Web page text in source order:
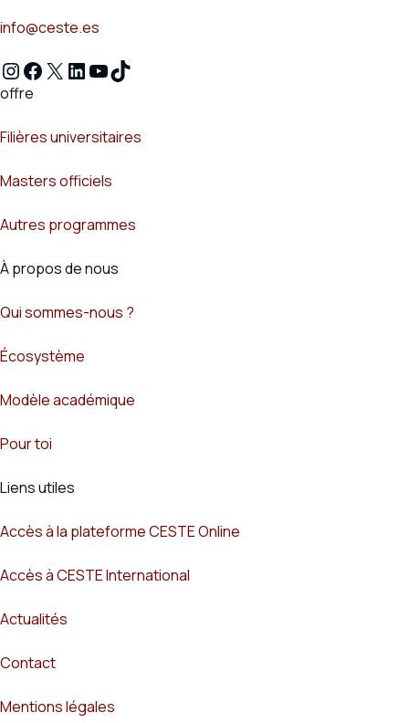
info@ceste.es
Instagram
Facebook
X LinkedIn
YouTube
TikTok
offre
Filières universitaires
Masters officiels
Autres programmes
À propos de nous
Qui sommes-nous ?
Écosystème
Modèle académique
Pour toi
Liens utiles
Accès à la plateforme CESTE Online
Accès à CESTE International
Actualités
Contact
Mentions légales